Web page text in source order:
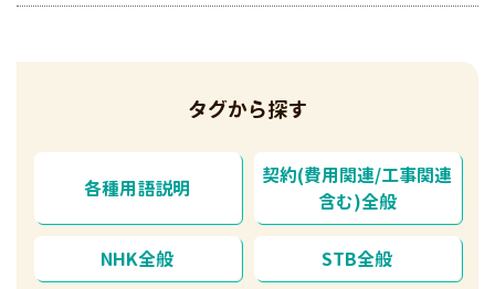
タグから探す
各種用語説明
契約(費用関連/工事関連
含む)全般
NHK全般 STB全般